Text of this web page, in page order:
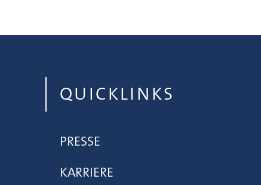
QUICKLINKS
PRESSE
KARRIERE